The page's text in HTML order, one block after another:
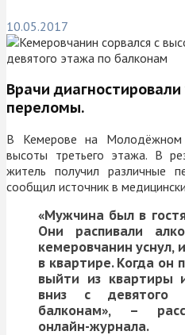
10.05.2017
Врачи
переломы.
В Кемерове на Молодёжном
высоты третьего этажа. В
житель получил различные
сообщил источник в
«Мужчина был в
Они распивали
кемеровчанин уснул,
в квартире. Когда он
выйти из квартиры
вниз с
балконам», –
онлайн-журнала.